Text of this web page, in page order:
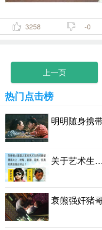
3258 -0
上一页
热门点击榜
明明随身携
关于艺术生…
衰熊强奸猪